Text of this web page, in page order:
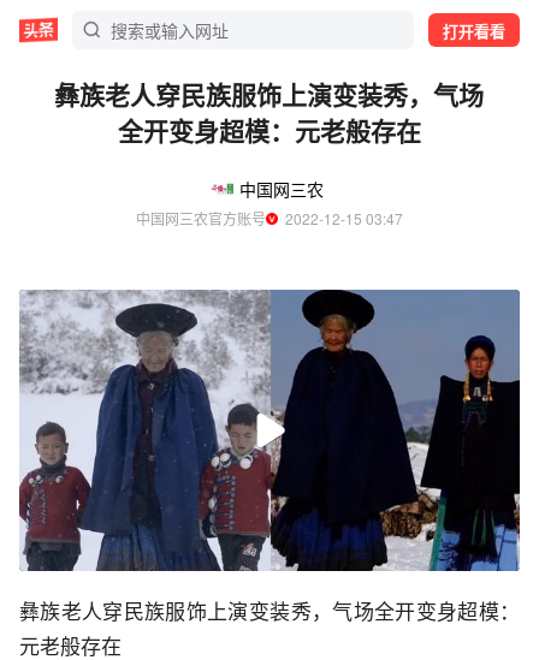
打开看看
彝族老人穿民族服饰上演变装秀，气场
全开变身超模：元老般存在
中国网三农
中国网三农官方账号
  2022-12-15 03:47
彝族老人穿民族服饰上演变装秀，气场全开变身超模：
元老般存在